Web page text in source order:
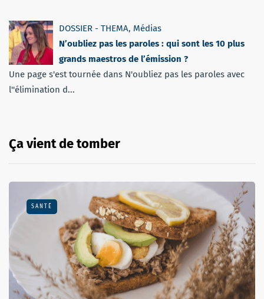
DOSSIER - THEMA, Médias
N’oubliez pas les paroles : qui sont les 10 plus
grands maestros de l’émission ?
Une page s'est tournée dans N'oubliez pas les paroles avec
l''élimination d...
Ça vient de tomber
SANTÉ